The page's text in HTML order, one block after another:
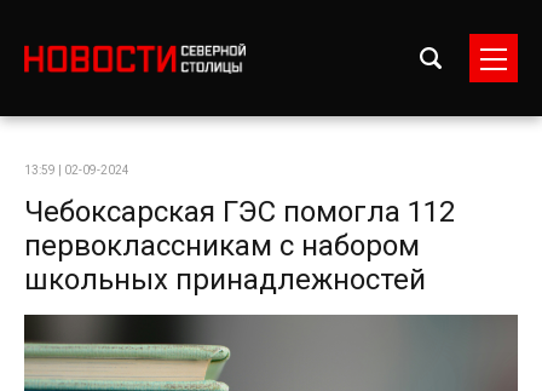
13:59 | 02-09-2024
Чебоксарская ГЭС помогла 112
первоклассникам с набором
школьных принадлежностей